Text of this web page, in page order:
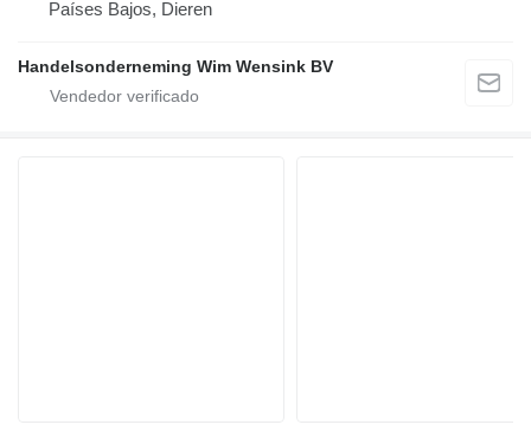
Países Bajos, Dieren
Handelsonderneming Wim Wensink BV